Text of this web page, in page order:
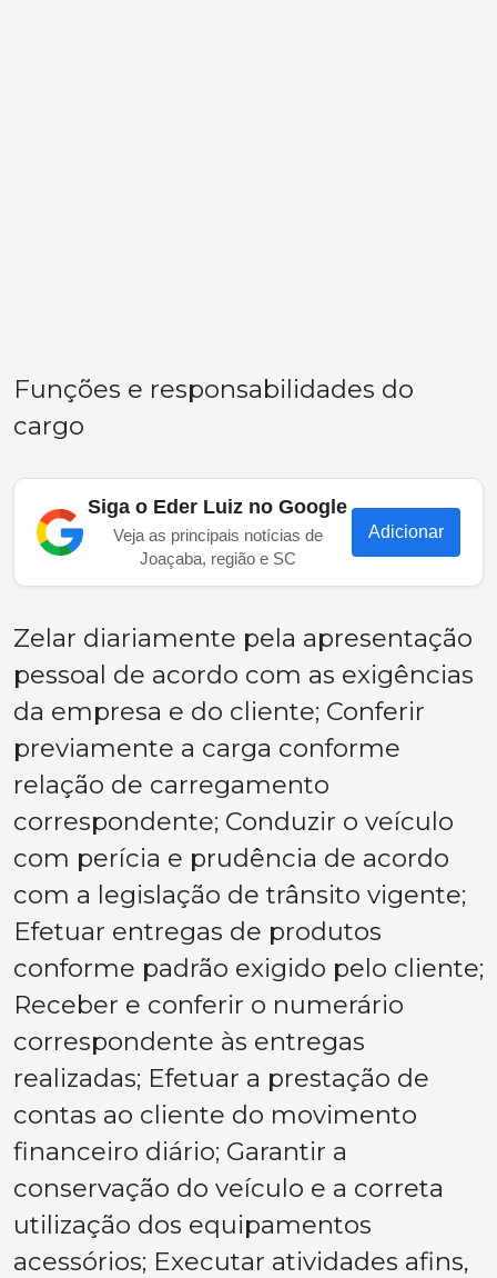
Funções e responsabilidades do
cargo
Siga o Eder Luiz no Google
Veja as principais notícias de
Joaçaba, região e SC
Adicionar
Zelar diariamente pela apresentação
pessoal de acordo com as exigências
da empresa e do cliente; Conferir
previamente a carga conforme
relação de carregamento
correspondente; Conduzir o veículo
com perícia e prudência de acordo
com a legislação de trânsito vigente;
Efetuar entregas de produtos
conforme padrão exigido pelo cliente;
Receber e conferir o numerário
correspondente às entregas
realizadas; Efetuar a prestação de
contas ao cliente do movimento
financeiro diário; Garantir a
conservação do veículo e a correta
utilização dos equipamentos
acessórios; Executar atividades afins,